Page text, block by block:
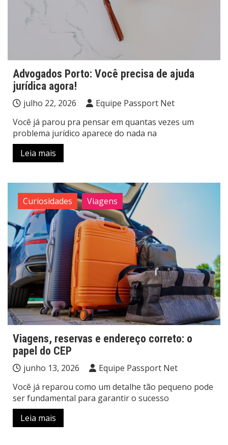
Advogados Porto: Você precisa de ajuda
jurídica agora!
julho 22, 2026
Equipe Passport Net
Você já parou pra pensar em quantas vezes um
problema jurídico aparece do nada na
Leia mais
Curiosidades Viagens
Viagens, reservas e endereço correto: o
papel do CEP
junho 13, 2026
Equipe Passport Net
Você já reparou como um detalhe tão pequeno pode
ser fundamental para garantir o sucesso
Leia mais